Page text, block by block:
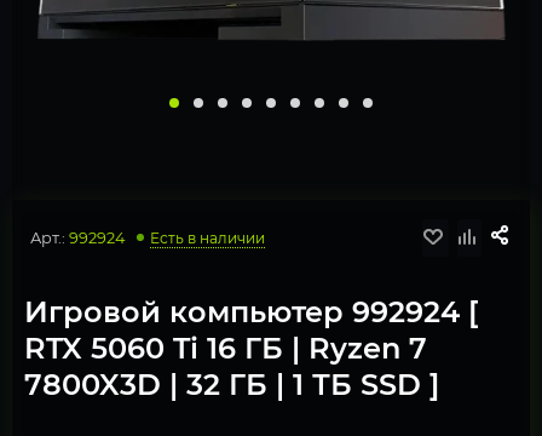
Арт.: 992924 Есть в наличии
Игровой компьютер 992924 [
RTX 5060 Ti 16 ГБ | Ryzen 7
7800X3D | 32 ГБ | 1 ТБ SSD ]